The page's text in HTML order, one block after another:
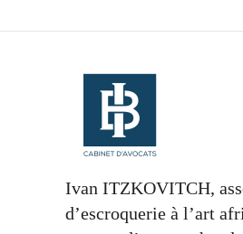
Ivan ITZKOVITCH,
d’escroquerie à l’art